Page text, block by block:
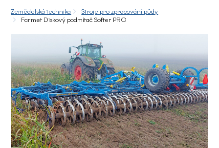
Zemědelská technika
Stroje pro zpracování půdy
Farmet Diskový podmítač Softer PRO